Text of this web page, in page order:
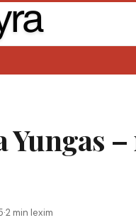
Yungas
·2 min lexim